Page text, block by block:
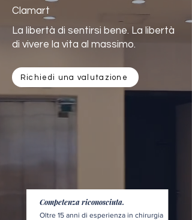
Clamart
La libertà di sentirsi bene. La libertà
di vivere la vita al massimo.
Richiedi una valutazione
Competenza riconosciuta.
Oltre 15 anni di esperienza in chirurgia